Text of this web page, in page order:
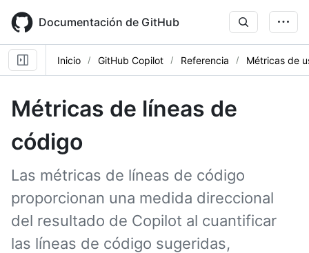
main
content
Documentación de GitHub
Inicio GitHub Copilot Referencia Métricas de
Métricas de líneas de
código
Las métricas de líneas de código
proporcionan una medida direccional
del resultado de Copilot al cuantificar
las líneas de código sugeridas,